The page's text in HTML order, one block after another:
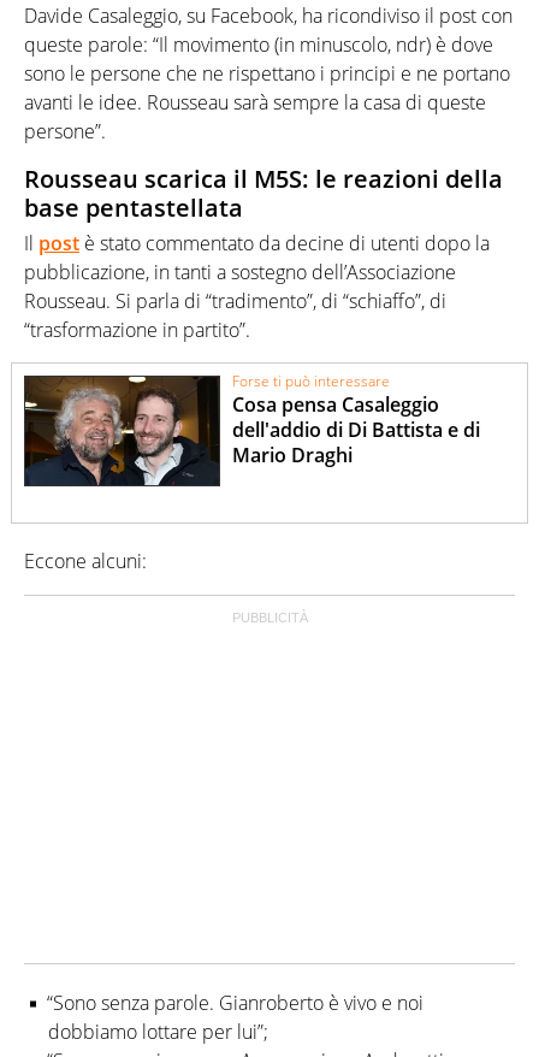
Davide Casaleggio, su Facebook, ha ricondiviso il post con
queste parole: “Il movimento (in minuscolo, ndr) è dove
sono le persone che ne rispettano i principi e ne portano
avanti le idee. Rousseau sarà sempre la casa di queste
persone”.
Rousseau scarica il M5S: le reazioni della
base pentastellata
Il post è stato commentato da decine di utenti dopo la
pubblicazione, in tanti a sostegno dell’Associazione
Rousseau. Si parla di “tradimento”, di “schiaffo”, di
“trasformazione in partito”.
Forse ti può interessare
Cosa pensa Casaleggio
dell'addio di Di Battista e di
Mario Draghi
Eccone alcuni:
“Sono senza parole. Gianroberto è vivo e noi
dobbiamo lottare per lui”;